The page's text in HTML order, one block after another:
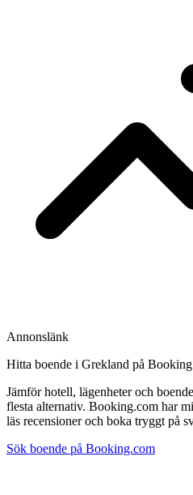
Annonslänk
Hitta boende i Grekland på
Jämför hotell, lägenheter och
flesta alternativ. Booking.com har
läs recensioner och boka tryggt på
Sök boende på Booking.com